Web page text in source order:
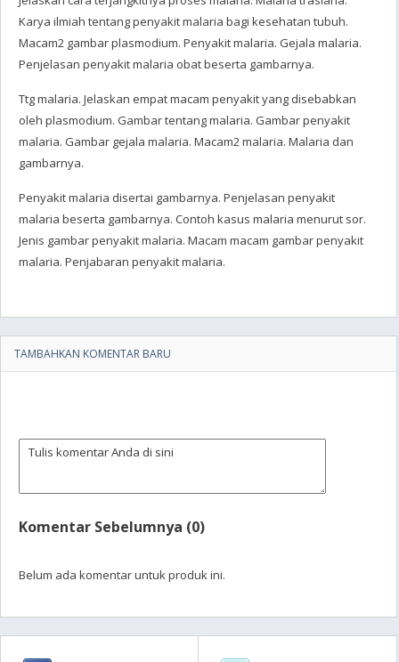
Karya ilmiah tentang penyakit malaria bagi kesehatan tubuh.
Macam2 gambar plasmodium. Penyakit malaria. Gejala malaria.
Penjelasan penyakit malaria obat beserta gambarnya.
Ttg malaria. Jelaskan empat macam penyakit yang disebabkan
oleh plasmodium. Gambar tentang malaria. Gambar penyakit
malaria. Gambar gejala malaria. Macam2 malaria. Malaria dan
gambarnya.
Penyakit malaria disertai gambarnya. Penjelasan penyakit
malaria beserta gambarnya. Contoh kasus malaria menurut sor.
Jenis gambar penyakit malaria. Macam macam gambar penyakit
malaria. Penjabaran penyakit malaria.
TAMBAHKAN KOMENTAR BARU
Komentar Sebelumnya (0)
Belum ada komentar untuk produk ini.